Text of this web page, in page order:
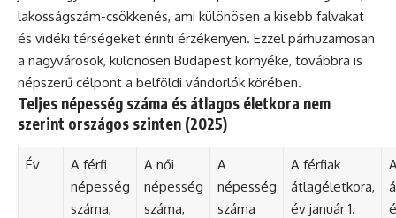
lakosságszám-csökkenés, ami különösen a kisebb falvakat
és vidéki térségeket érinti érzékenyen. Ezzel párhuzamosan
a nagyvárosok, különösen Budapest környéke, továbbra is
népszerű célpont a belföldi vándorlók körében.
Teljes népesség száma és átlagos életkora nem
szerint országos szinten (2025)
Év
A férfi
népesség
száma,
A női
népesség
száma,
A
népesség
száma
A férfiak
átlagéletkora,
év január 1.